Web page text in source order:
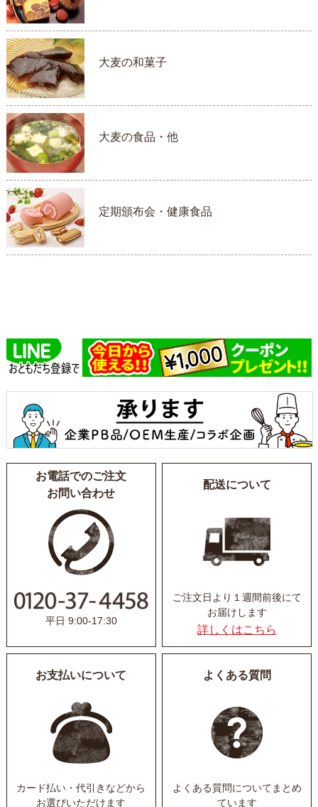
大麦の和菓子
大麦の食品・他
定期頒布会・健康食品
お電話でのご注文
お問い合わせ
平日 9:00-17:30
配送について
ご注文日より１週間前後にて
お届けします
詳しくはこちら
お支払いについて
カード払い・代引きなどから
お選びいただけます
よくある質問
よくある質問について まとめ
ています